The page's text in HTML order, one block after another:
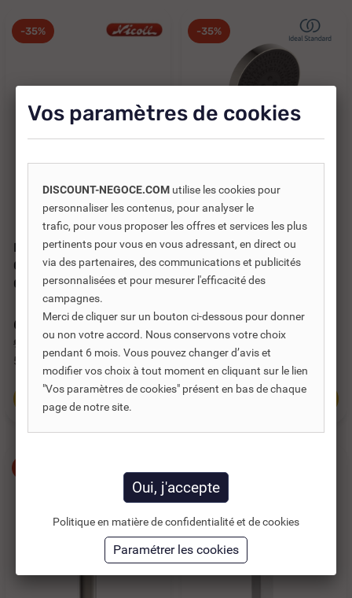
-35%
Réf. DNC :400546
POMME DE DOUCHE
CHROMÉE Ø 120 AVEC
GALERIE - F 1/2
62,66 € TTC
96,40 €
52,21 €HT
-35%
Réf. DNC :
DOUCHETTE IDEAL
STANDARD IDEALRAIN
SOLOS RONDE 130...
68,07 € TTC
56,73 € HT
Voir toutes les
Vos paramètres de cookies
DISCOUNT-NEGOCE.COM utilise les cookies pour
personnaliser les contenus, pour analyser le
trafic, pour vous proposer les offres et services les plus
pertinents pour vous en vous adressant, en direct ou
via des partenaires, des communications et publicités
personnalisées et pour mesurer l'efficacité des
campagnes.
Merci de cliquer sur un bouton ci-dessous pour donner
ou non votre accord. Nous conservons votre choix
pendant 6 mois. Vous pouvez changer d’avis et
modifier vos choix à tout moment en cliquant sur le lien
"Vos paramètres de cookies" présent en bas de chaque
page de notre site.
Politique en matière de confidentialité et de cookies